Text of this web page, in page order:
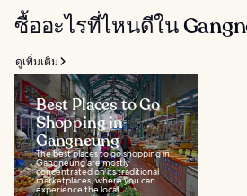
ซื้ออะไรที่ไหนดีใน
ดูเพิ่มเติม
Best Places to Go
Shopping in
Gangneung
The best places to go shopping in
Gangneung are mostly
concentrated on its traditional
marketplaces, where you can
experience the local...